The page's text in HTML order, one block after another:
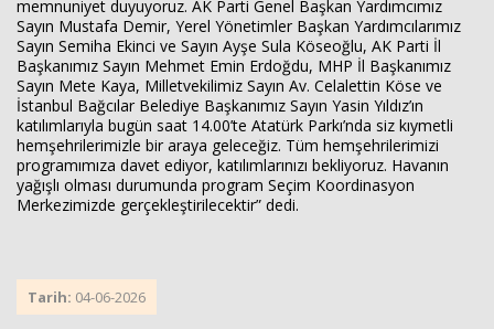
memnuniyet duyuyoruz. AK Parti Genel Başkan Yardımcımız
Sayın Mustafa Demir, Yerel Yönetimler Başkan Yardımcılarımız
Sayın Semiha Ekinci ve Sayın Ayşe Sula Köseoğlu, AK Parti İl
Başkanımız Sayın Mehmet Emin Erdoğdu, MHP İl Başkanımız
Sayın Mete Kaya, Milletvekilimiz Sayın Av. Celalettin Köse ve
İstanbul Bağcılar Belediye Başkanımız Sayın Yasin Yıldız’ın
katılımlarıyla bugün saat 14.00’te Atatürk Parkı’nda siz kıymetli
hemşehrilerimizle bir araya geleceğiz. Tüm hemşehrilerimizi
programımıza davet ediyor, katılımlarınızı bekliyoruz. Havanın
yağışlı olması durumunda program Seçim Koordinasyon
Merkezimizde gerçekleştirilecektir” dedi.
Tarih: 04-06-2026